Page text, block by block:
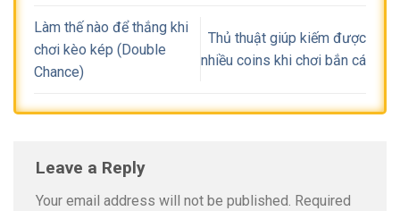
Làm thế nào để thắng khi
chơi kèo kép (Double
Chance)
Thủ thuật giúp kiếm được
nhiều coins khi chơi bắn cá
Leave a Reply
Your email address will not be published. Required